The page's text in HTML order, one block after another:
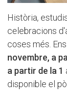
Història,
celebracions
coses més.
novembre, a
a partir de la 1
disponible el